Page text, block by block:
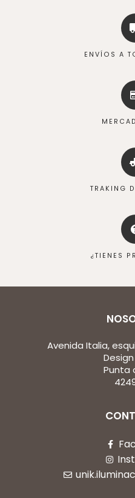
ENVÍOS A
TRAKING
¿TIENES
Avenida Italia,
Punta